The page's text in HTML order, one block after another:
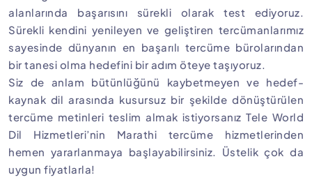
alanlarında başarısını sürekli olarak test ediyoruz.
Sürekli kendini yenileyen ve geliştiren tercümanlarımız
sayesinde dünyanın en başarılı tercüme bürolarından
bir tanesi olma hedefini bir adım öteye taşıyoruz.
Siz de anlam bütünlüğünü kaybetmeyen ve hedef-
kaynak dil arasında kusursuz bir şekilde dönüştürülen
tercüme metinleri teslim almak istiyorsanız Tele World
Dil Hizmetleri’nin Marathi tercüme hizmetlerinden
hemen yararlanmaya başlayabilirsiniz. Üstelik çok da
uygun fiyatlarla!